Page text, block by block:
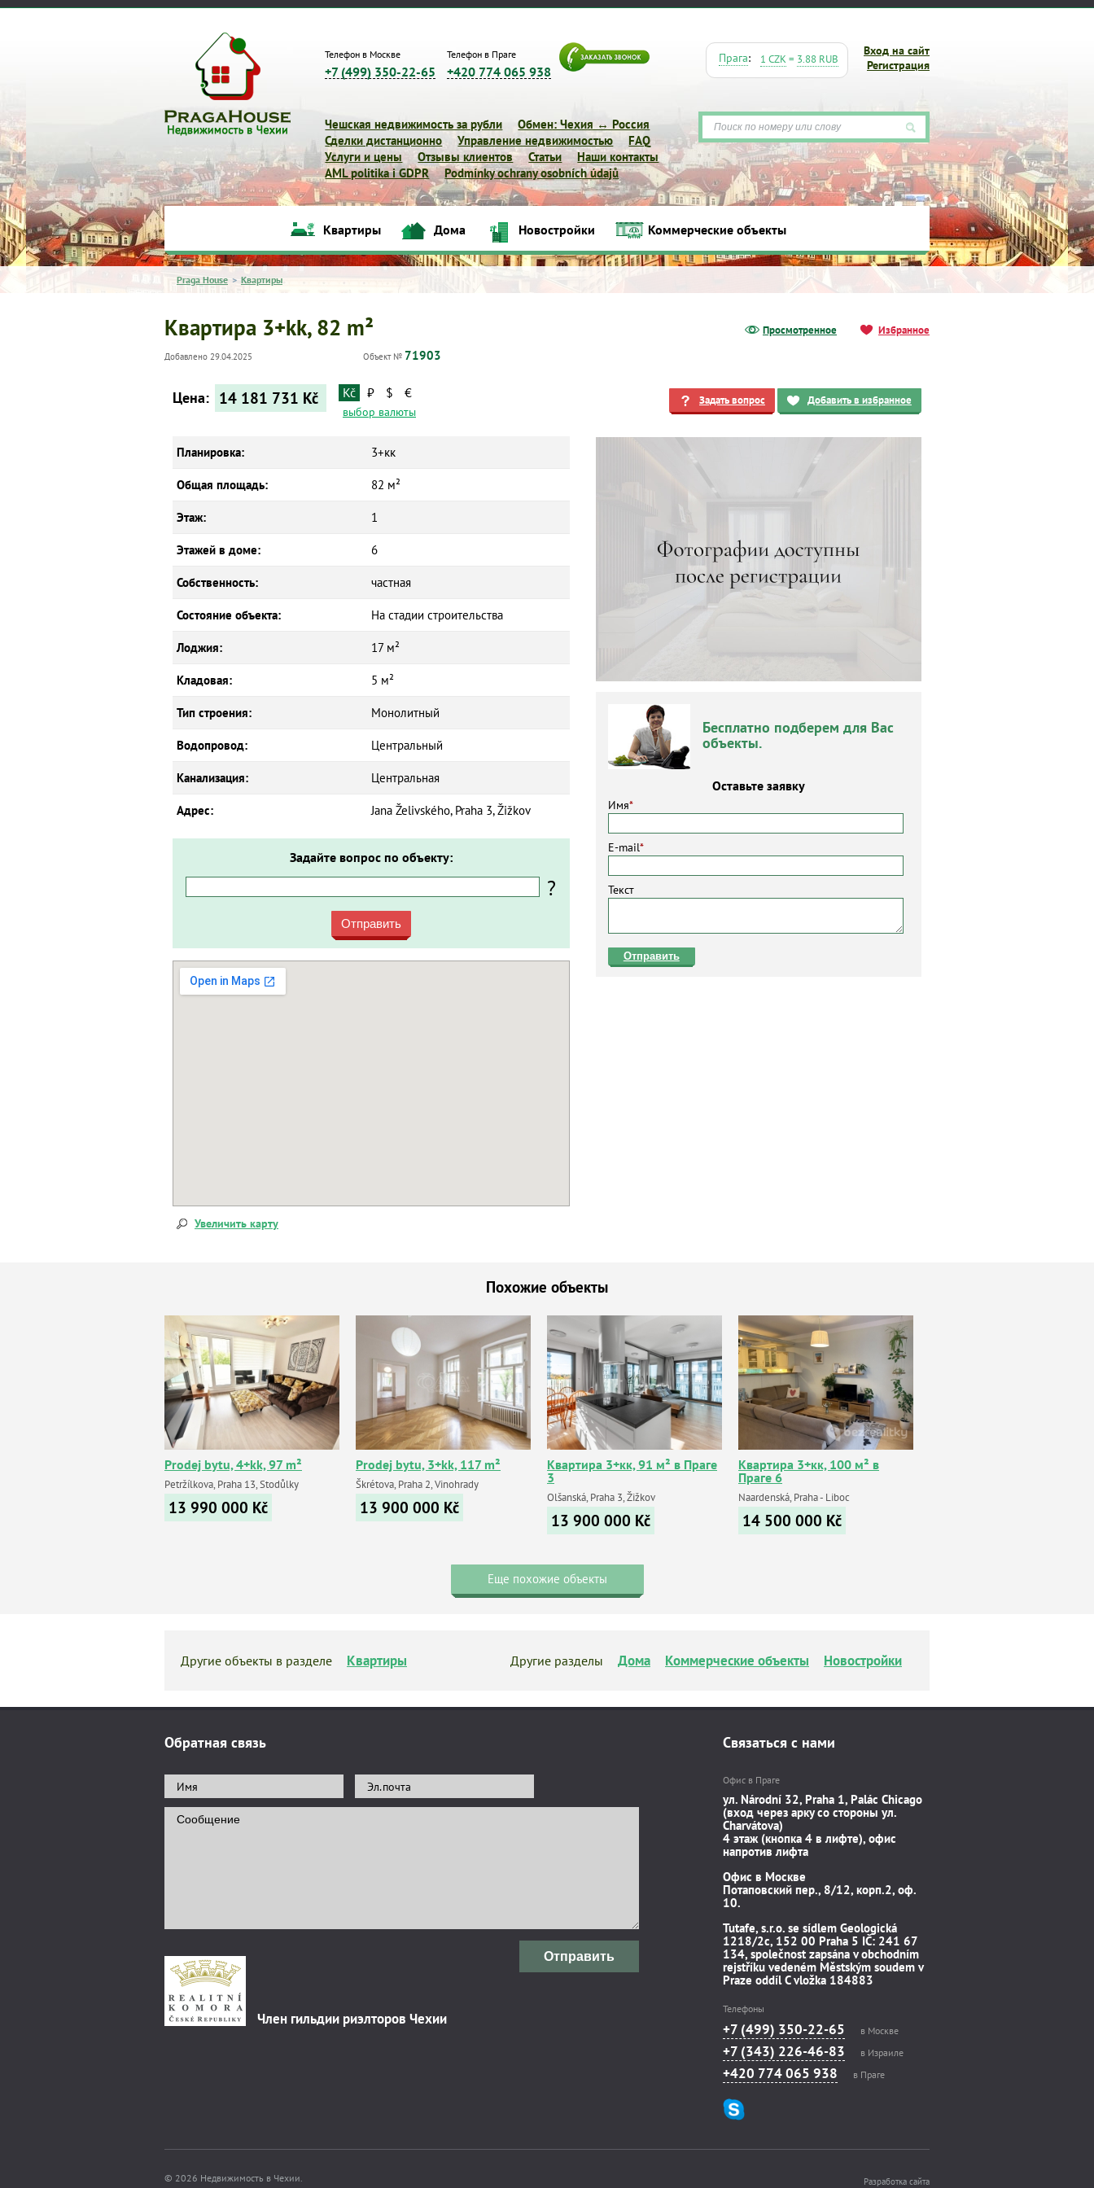
Телефон в Москве
+7 (499) 350-22-65
Телефон в Праге
+420 774 065 938
Вход на сайт
Регистрация
Прага: 1 CZK= 3.88 RUB
Чешская недвижимость за рубли
Обмен: Чехия ↔ Россия
Сделки дистанционно
Управление недвижимостью
FAQ
Услуги и цены
Отзывы клиентов Статьи
Наши контакты
AML politika i GDPR
Podmínky ochrany osobních údajů
Квартиры Дома Новостройки Коммерческие объекты
Квартиры Дома Новостройки Коммерческие объекты
Praga House > Квартиры
Просмотренное Избранное
Квартира 3+kk, 82 m²
Добавлено 29.04.2025 Объект № 71903
Задать вопрос Добавить в избранное
Бесплатно подберем для Вас
объекты.
Оставьте заявку
Имя*
E-mail*
Текст
Отправить
Цена: 14 181 731 Kč Kč ₽ $ €
выбор валюты
Планировка: 3+кк
Общая площадь: 82 м²
Этаж: 1
Этажей в доме: 6
Собственность: частная
Состояние объекта: На стадии строительства
Лоджия: 17 м²
Кладовая: 5 м²
Тип строения: Монолитный
Водопровод: Центральный
Канализация: Центральная
Адрес: Jana Želivského, Praha 3, Žižkov
Задайте вопрос по объекту:
?
Отправить
Увеличить карту
Похожие объекты
Prodej bytu, 4+kk, 97 m²
Petržílkova, Praha 13, Stodůlky
13 990 000 Kč
Prodej bytu, 3+kk, 117 m²
Škrétova, Praha 2, Vinohrady
13 900 000 Kč
Квартира 3+кк, 91 м² в Праге
3
Olšanská, Praha 3, Žižkov
13 900 000 Kč
Квартира 3+кк, 100 м² в
Праге 6
Naardenská, Praha - Liboc
14 500 000 Kč
Еще похожие объекты
Другие объекты в разделе Квартиры Другие разделы Дома Коммерческие объекты Новостройки
Обратная связь
Отправить
Член гильдии риэлторов Чехии
Связаться с нами
Офис в Праге
ул. Národní 32, Praha 1, Palác Chicago
(вход через арку со стороны ул.
Charvátova)
4 этаж (кнопка 4 в лифте), офис
напротив лифта
Офис в Москве
Потаповский пер., 8/12, корп.2, оф.
10.
Tutafe, s.r.o. se sídlem Geologická
1218/2c, 152 00 Praha 5 IČ: 241 67
134, společnost zapsána v obchodním
rejstříku vedeném Městským soudem v
Praze oddíl C vložka 184883
Телефоны
+7 (499) 350-22-65 в Москве
+7 (343) 226-46-83 в Израиле
+420 774 065 938 в Праге
© 2026 Недвижимость в Чехии. Разработка сайта